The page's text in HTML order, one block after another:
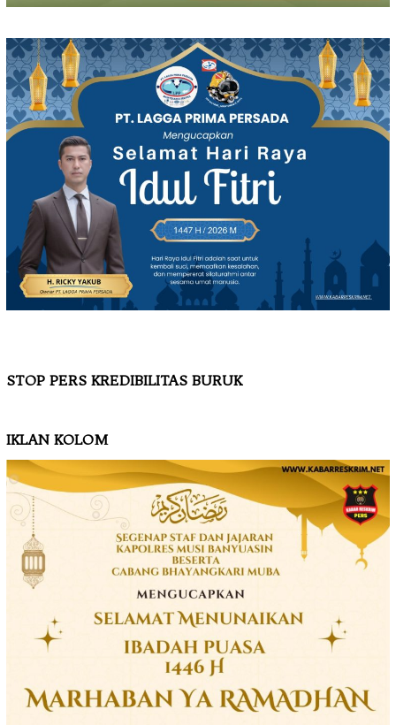
STOP PERS KREDIBILITAS BURUK
IKLAN KOLOM